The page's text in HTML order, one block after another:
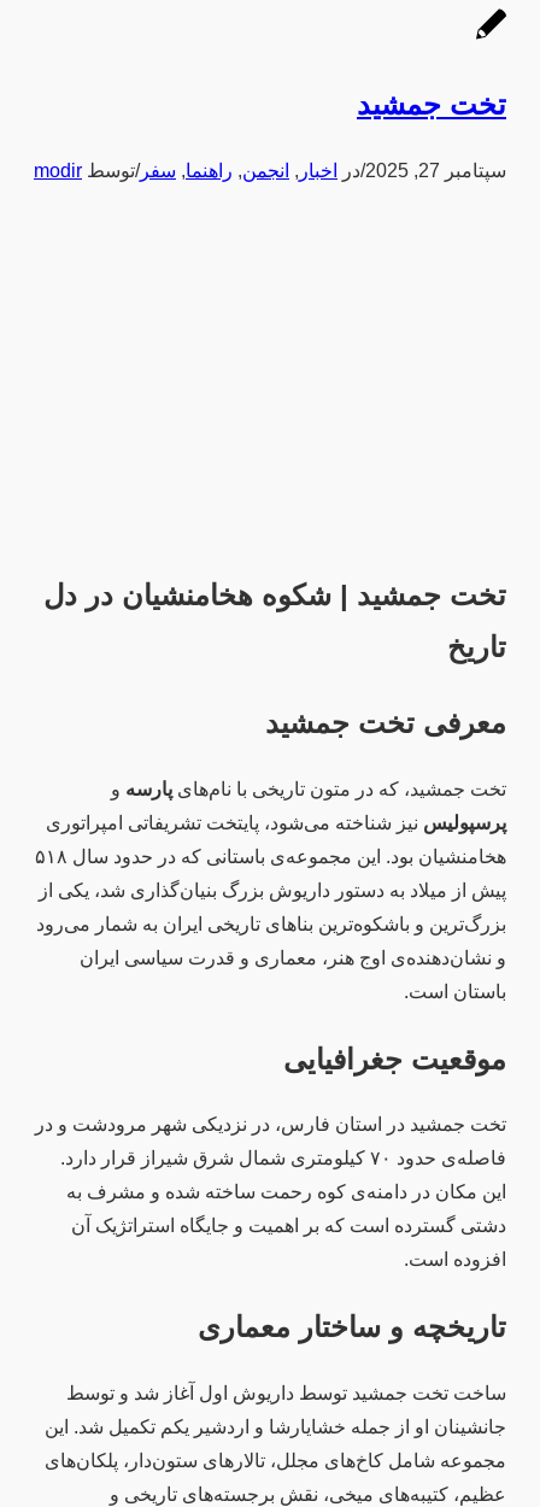
تخت جمشید
سپتامبر 27, 2025 /در اخبار , انجمن, راهنما, سفر/توسط modir
تخت جمشید | شکوه هخامنشیان در دل
تاریخ
معرفی تخت جمشید
تخت جمشید، که در متون تاریخی با نام‌های پارسه و
پرسپولیس نیز شناخته می‌شود، پایتخت تشریفاتی امپراتوری
هخامنشیان بود. این مجموعه‌ی باستانی که در حدود سال ۵۱۸
پیش از میلاد به دستور داریوش بزرگ بنیان‌گذاری شد، یکی از
بزرگ‌ترین و باشکوه‌ترین بناهای تاریخی ایران به شمار می‌رود
و نشان‌دهنده‌ی اوج هنر، معماری و قدرت سیاسی ایران
باستان است.
موقعیت جغرافیایی
تخت جمشید در استان فارس، در نزدیکی شهر مرودشت و در
فاصله‌ی حدود ۷۰ کیلومتری شمال شرق شیراز قرار دارد.
این مکان در دامنه‌ی کوه رحمت ساخته شده و مشرف به
دشتی گسترده است که بر اهمیت و جایگاه استراتژیک آن
افزوده است.
تاریخچه و ساختار معماری
ساخت تخت جمشید توسط داریوش اول آغاز شد و توسط
جانشینان او از جمله خشایارشا و اردشیر یکم تکمیل شد. این
مجموعه شامل کاخ‌های مجلل، تالارهای ستون‌دار، پلکان‌های
عظیم، کتیبه‌های میخی، نقش برجسته‌های تاریخی و